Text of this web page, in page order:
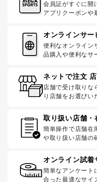
会員証がすぐに開
アプリクーポンや
オンラインサー
便利なオンライン
品購入や便利なサ
ネットで注文
店舗で受け取りな
り店舗をお選びい
取り扱い店舗・
簡単操作で店舗在
や取り扱い店舗の
オンライン試着
簡単なアンケート
合った最適なサイ